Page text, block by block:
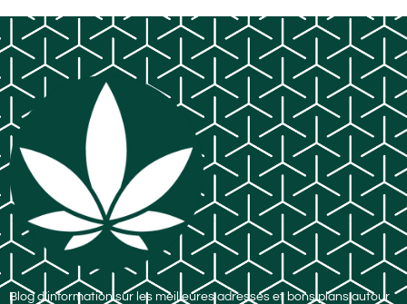
Blog d’information sur les meilleures adresses et bons plans autour